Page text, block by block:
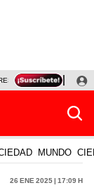
HOY
MUNDO
26 Ene 2025 | 17:09 h